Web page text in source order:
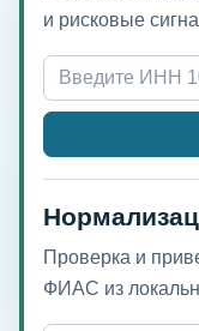
и рисковые
Проверка и
ФИАС из